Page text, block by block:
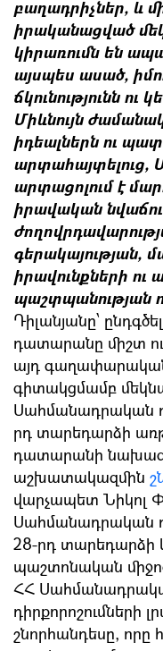
բաղադրիչներ, և
իրականացված
կիրառումն են
այսպես ասած,
ճկունությունն ու
Միևնույն
իդեալներն ու
արտահայտելուց,
արտացոլում է
իրավական
գերակայության,
իրավունքների ու
պաշտպանության
Դիլանյանը՝
դատարանը միշտ
այդ
գիտակցմամբ
Սահմանադրական
րդ տարեդարձի
դատարանի
աշխատակազմին
վարչապետ Նիկոլ
Սահմանադրական
28-րդ
պաշտոնական
ՀՀ
դիրքորոշումների
շնորհանդեսը,